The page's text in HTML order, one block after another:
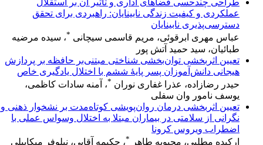
طراحی چندحسی فضاهای اداری و تأثیر آن بر استقلال
عملکردی و کیفیت زندگی نابینایان: راهبردی برای تحقق
دسترسی‌پذیری نابینایان
عباس مهری ابرقوئی، مریم قاسمی سیچانی * ، سیده مرضیه
طبائیان، سید حمید آتش پور
تعیین اثربخشی توان‌بخشی شناختی مبتنی‌بر حافظه بر پردازش
هیجانی دانش‌آموزان پسر پایۀ ششم با اختلال یادگیری خاص
حیدر رضازاده، عذرا غفاری نوران *، آمنه سادات کاظمی،
یوسف نامور وان سفلی
تعیین اثربخشی درمان روان‌پویشی کوتاه‌مدت بر نشخوار ذهنی و
نگرانی از سلامتی در بیماران مبتلا به اختلال وسواس عملی با
اضطراب ویروس کرونا
ارکیده مطلبی، محبوبه طاهر
*، حکیمه آقایی، نیلوفر میکاییلی